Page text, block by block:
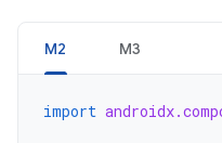
M2 M3
import